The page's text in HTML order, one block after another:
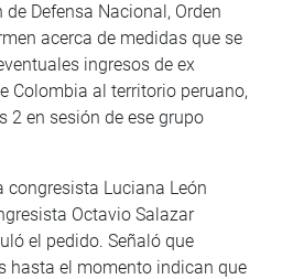
Defensa Nacional, Orden
acerca de medidas que se
ingresos de ex
Colombia al territorio peruano,
2 en sesión de ese grupo
congresista Luciana León
Octavio Salazar
el pedido. Señaló que
hasta el momento indican que